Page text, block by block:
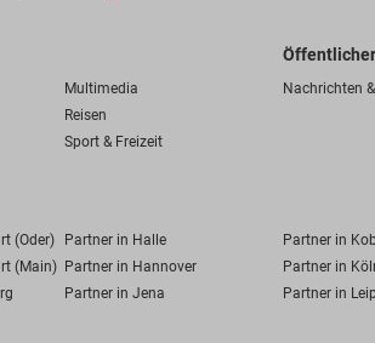
Multimedia
Reisen
Sport & Freizeit
Nachrichten
(Oder) Partner in Halle Partner in
(Main) Partner in Hannover Partner in
Partner in Jena Partner in